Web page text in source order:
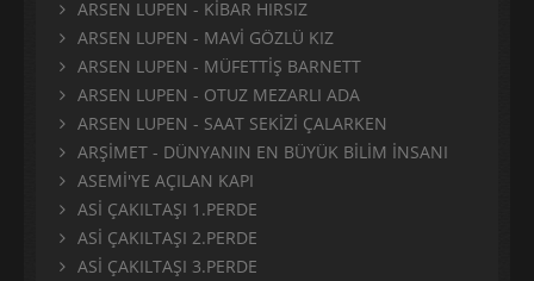
ARSEN LUPEN - KİBAR HIRSIZ
ARSEN LUPEN - MAVİ GÖZLÜ KIZ
ARSEN LUPEN - MÜFETTİŞ BARNETT
ARSEN LUPEN - OTUZ MEZARLI ADA
ARSEN LUPEN - SAAT SEKİZİ ÇALARKEN
ARŞİMET - DÜNYANIN EN BÜYÜK BİLİM İNSANI
ASEMİ'YE AÇILAN KAPI
ASİ ÇAKILTAŞI 1.PERDE
ASİ ÇAKILTAŞI 2.PERDE
ASİ ÇAKILTAŞI 3.PERDE